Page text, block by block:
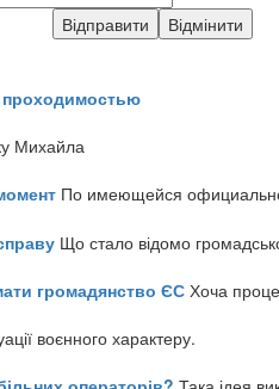
проходимостью
Михайла
По имеющейся
Що стало відомо
громадянство ЄС Хоча
воєнного характеру.